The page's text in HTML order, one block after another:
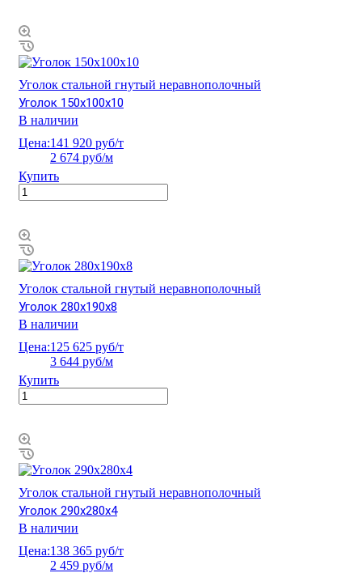
Уголок стальной гнутый неравнополочный
Уголок 150х100х10
В наличии
Цена:141 920 руб/т
2 674 руб/м
Купить
Уголок стальной гнутый неравнополочный
Уголок 280х190х8
В наличии
Цена:125 625 руб/т
3 644 руб/м
Купить
Уголок стальной гнутый неравнополочный
Уголок 290х280х4
В наличии
Цена:138 365 руб/т
2 459 руб/м